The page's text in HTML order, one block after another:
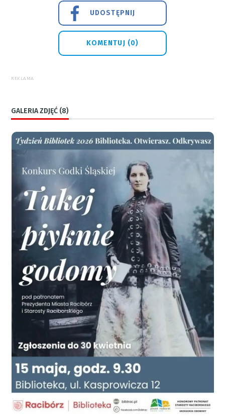
UDOSTĘPNIJ
KOMENTUJ (0)
REKLAMA
GALERIA ZDJĘĆ (8)